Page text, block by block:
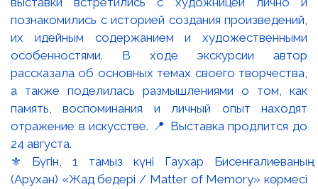
⚜️ Бүгін, 1 тамыз күні Гаухар Бисенғалиеваның
(Арухан) «Жад бедері / Matter of Memory» көрмесі